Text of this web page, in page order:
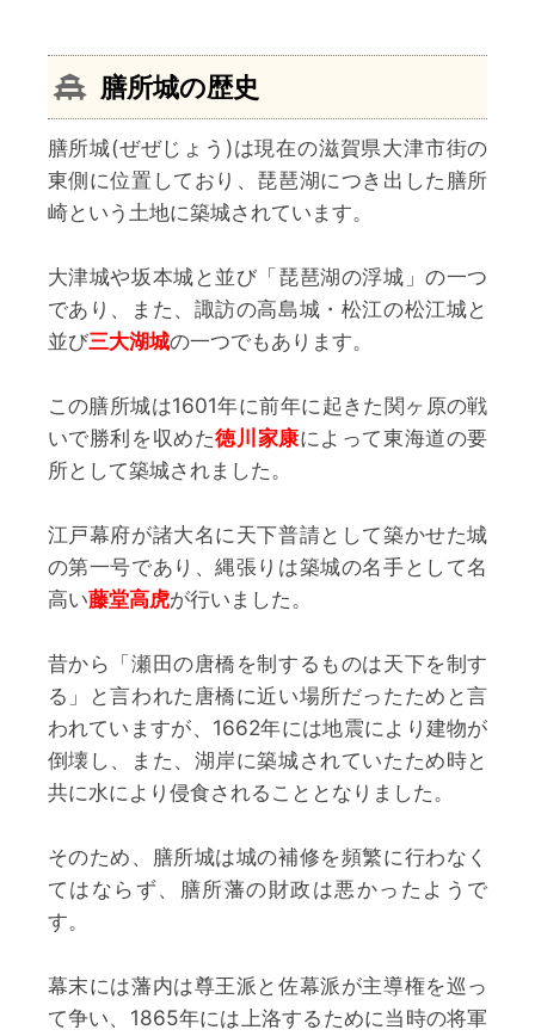
膳所城の歴史
膳所城(ぜぜじょう)は現在の滋賀県大津市街の
東側に位置しており、琵琶湖につき出した膳所
崎という土地に築城されています。
大津城や坂本城と並び「琵琶湖の浮城」の一つ
であり、また、諏訪の高島城・松江の松江城と
並び三大湖城の一つでもあります。
この膳所城は1601年に前年に起きた関ヶ原の戦
いで勝利を収めた徳川家康によって東海道の要
所として築城されました。
江戸幕府が諸大名に天下普請として築かせた城
の第一号であり、縄張りは築城の名手として名
高い藤堂高虎が行いました。
昔から「瀬田の唐橋を制するものは天下を制す
る」と言われた唐橋に近い場所だったためと言
われていますが、1662年には地震により建物が
倒壊し、また、湖岸に築城されていたため時と
共に水により侵食されることとなりました。
そのため、膳所城は城の補修を頻繁に行わなく
てはならず、膳所藩の財政は悪かったようで
す。
幕末には藩内は尊王派と佐幕派が主導権を巡っ
て争い、1865年には上洛するために当時の将軍